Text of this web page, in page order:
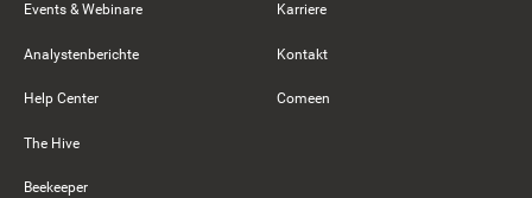
Events & Webinare
Analystenberichte
Help Center
The Hive
Beekeeper
Karriere
Kontakt
Comeen